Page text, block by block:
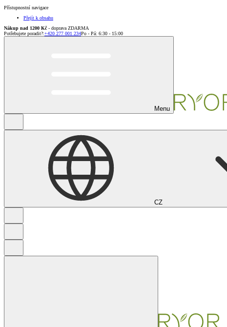
Přístupnostní navigace
Přejít k obsahu
Nákup nad 1200 Kč - doprava ZDARMA
Potřebujete poradit?:+420 277 001 234Po - Pá: 6:30 - 15:00
Menu
CZ